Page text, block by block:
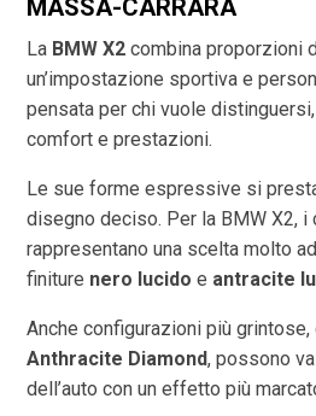
MASSA-CARRARA
La BMW X2 combina proporzioni
un’impostazione sportiva e
pensata per chi vuole
comfort e prestazioni.
Le sue forme espressive si
disegno deciso. Per la BMW X2, i
rappresentano una scelta molto
finiture nero lucido e antracite
Anche configurazioni più grintose,
Anthracite Diamond, possono
dell’auto con un effetto più